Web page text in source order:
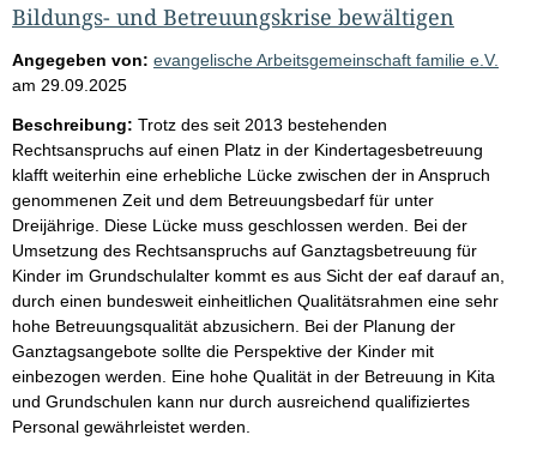
Bildungs- und Betreuungskrise bewältigen
Angegeben von: evangelische Arbeitsgemeinschaft familie e.V.
am 29.09.2025
Beschreibung: Trotz des seit 2013 bestehenden
Rechtsanspruchs auf einen Platz in der Kindertagesbetreuung
klafft weiterhin eine erhebliche Lücke zwischen der in Anspruch
genommenen Zeit und dem Betreuungsbedarf für unter
Dreijährige. Diese Lücke muss geschlossen werden. Bei der
Umsetzung des Rechtsanspruchs auf Ganztagsbetreuung für
Kinder im Grundschulalter kommt es aus Sicht der eaf darauf an,
durch einen bundesweit einheitlichen Qualitätsrahmen eine sehr
hohe Betreuungsqualität abzusichern. Bei der Planung der
Ganztagsangebote sollte die Perspektive der Kinder mit
einbezogen werden. Eine hohe Qualität in der Betreuung in Kita
und Grundschulen kann nur durch ausreichend qualifiziertes
Personal gewährleistet werden.